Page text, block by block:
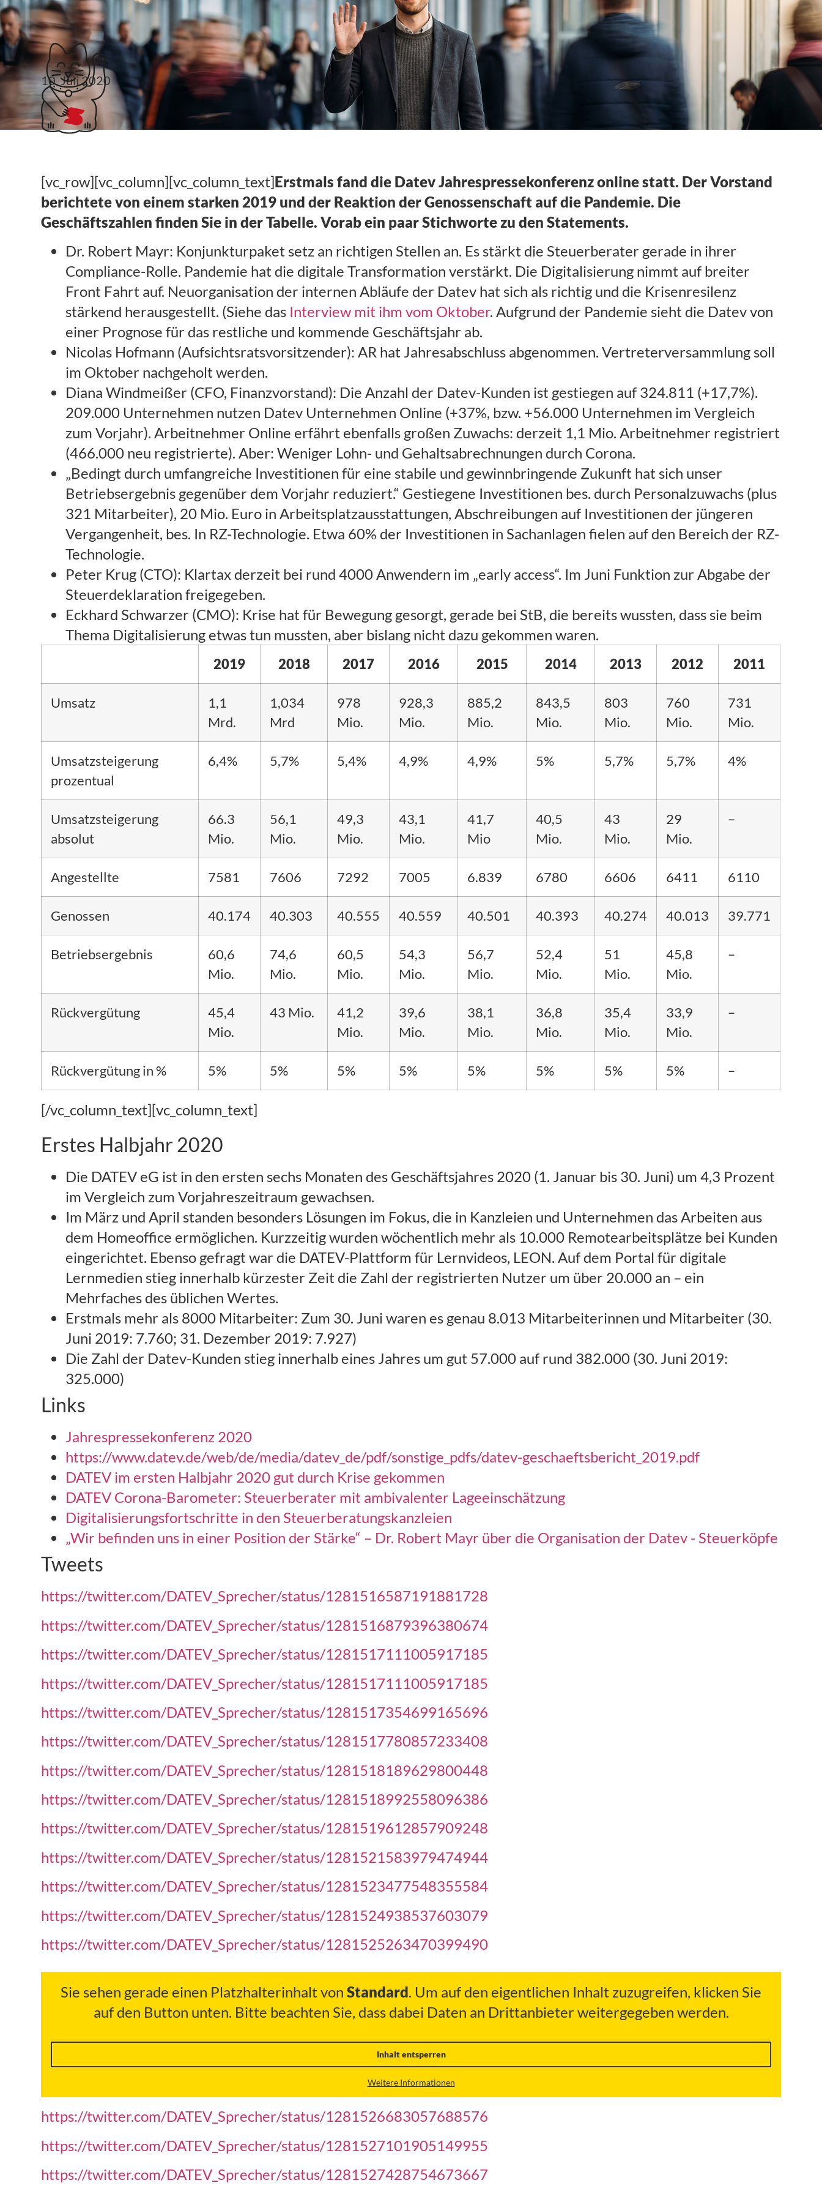
Datev Geschäftszahlen 2019
10. Juli 2020
[vc_row][vc_column][vc_column_text]Erstmals fand die Datev Jahrespressekonferenz online statt. Der Vorstand
berichtete von einem starken 2019 und der Reaktion der Genossenschaft auf die Pandemie. Die
Geschäftszahlen finden Sie in der Tabelle. Vorab ein paar Stichworte zu den Statements.
Dr. Robert Mayr: Konjunkturpaket setz an richtigen Stellen an. Es stärkt die Steuerberater gerade in ihrer
Compliance-Rolle. Pandemie hat die digitale Transformation verstärkt. Die Digitalisierung nimmt auf breiter
Front Fahrt auf. Neuorganisation der internen Abläufe der Datev hat sich als richtig und die Krisenresilenz
stärkend herausgestellt. (Siehe das Interview mit ihm vom Oktober. Aufgrund der Pandemie sieht die Datev von
einer Prognose für das restliche und kommende Geschäftsjahr ab.
Nicolas Hofmann (Aufsichtsratsvorsitzender): AR hat Jahresabschluss abgenommen. Vertreterversammlung soll
im Oktober nachgeholt werden.
Diana Windmeißer (CFO, Finanzvorstand): Die Anzahl der Datev-Kunden ist gestiegen auf 324.811 (+17,7%).
209.000 Unternehmen nutzen Datev Unternehmen Online (+37%, bzw. +56.000 Unternehmen im Vergleich
zum Vorjahr). Arbeitnehmer Online erfährt ebenfalls großen Zuwachs: derzeit 1,1 Mio. Arbeitnehmer registriert
(466.000 neu registrierte). Aber: Weniger Lohn- und Gehaltsabrechnungen durch Corona.
„Bedingt durch umfangreiche Investitionen für eine stabile und gewinnbringende Zukunft hat sich unser
Betriebsergebnis gegenüber dem Vorjahr reduziert.“ Gestiegene Investitionen bes. durch Personalzuwachs (plus
321 Mitarbeiter), 20 Mio. Euro in Arbeitsplatzausstattungen, Abschreibungen auf Investitionen der jüngeren
Vergangenheit, bes. In RZ-Technologie. Etwa 60% der Investitionen in Sachanlagen fielen auf den Bereich der RZ-
Technologie.
Peter Krug (CTO): Klartax derzeit bei rund 4000 Anwendern im „early access“. Im Juni Funktion zur Abgabe der
Steuerdeklaration freigegeben.
Eckhard Schwarzer (CMO): Krise hat für Bewegung gesorgt, gerade bei StB, die bereits wussten, dass sie beim
Thema Digitalisierung etwas tun mussten, aber bislang nicht dazu gekommen waren.
2019 2018 2017 2016 2015 2014 2013 2012 2011
Umsatz
1,1
Mrd.
1,034
Mrd
978
Mio.
928,3
Mio.
885,2
Mio.
843,5
Mio.
803
Mio.
760
Mio.
731
Mio.
Umsatzsteigerung
prozentual
6,4% 5,7% 5,4% 4,9% 4,9% 5% 5,7% 5,7% 4%
Umsatzsteigerung
absolut
66.3
Mio.
56,1
Mio.
49,3
Mio.
43,1
Mio.
41,7
Mio
40,5
Mio.
43
Mio.
29
Mio.
–
Angestellte 7581 7606 7292 7005 6.839 6780 6606 6411 6110
Genossen 40.174 40.303 40.555 40.559 40.501 40.393 40.274 40.013 39.771
Betriebsergebnis
60,6
Mio.
74,6
Mio.
60,5
Mio.
54,3
Mio.
56,7
Mio.
52,4
Mio.
51
Mio.
45,8
Mio.
–
Rückvergütung
45,4
Mio.
43 Mio.
41,2
Mio.
39,6
Mio.
38,1
Mio.
36,8
Mio.
35,4
Mio.
33,9
Mio.
–
Rückvergütung in % 5% 5% 5% 5% 5% 5% 5% 5% –
[/vc_column_text][vc_column_text]
Erstes Halbjahr 2020
Die DATEV eG ist in den ersten sechs Monaten des Geschäftsjahres 2020 (1. Januar bis 30. Juni) um 4,3 Prozent
im Vergleich zum Vorjahreszeitraum gewachsen.
Im März und April standen besonders Lösungen im Fokus, die in Kanzleien und Unternehmen das Arbeiten aus
dem Homeoffice ermöglichen. Kurzzeitig wurden wöchentlich mehr als 10.000 Remotearbeitsplätze bei Kunden
eingerichtet. Ebenso gefragt war die DATEV-Plattform für Lernvideos, LEON. Auf dem Portal für digitale
Lernmedien stieg innerhalb kürzester Zeit die Zahl der registrierten Nutzer um über 20.000 an – ein
Mehrfaches des üblichen Wertes.
Erstmals mehr als 8000 Mitarbeiter: Zum 30. Juni waren es genau 8.013 Mitarbeiterinnen und Mitarbeiter (30.
Juni 2019: 7.760; 31. Dezember 2019: 7.927)
Die Zahl der Datev-Kunden stieg innerhalb eines Jahres um gut 57.000 auf rund 382.000 (30. Juni 2019:
325.000)
Links
Jahrespressekonferenz 2020
https://www.datev.de/web/de/media/datev_de/pdf/sonstige_pdfs/datev-geschaeftsbericht_2019.pdf
DATEV im ersten Halbjahr 2020 gut durch Krise gekommen
DATEV Corona-Barometer: Steuerberater mit ambivalenter Lageeinschätzung
Digitalisierungsfortschritte in den Steuerberatungskanzleien
„Wir befinden uns in einer Position der Stärke“ – Dr. Robert Mayr über die Organisation der Datev - Steuerköpfe
Tweets
https://twitter.com/DATEV_Sprecher/status/1281516587191881728
https://twitter.com/DATEV_Sprecher/status/1281516879396380674
https://twitter.com/DATEV_Sprecher/status/1281517111005917185
https://twitter.com/DATEV_Sprecher/status/1281517111005917185
https://twitter.com/DATEV_Sprecher/status/1281517354699165696
https://twitter.com/DATEV_Sprecher/status/1281517780857233408
https://twitter.com/DATEV_Sprecher/status/1281518189629800448
https://twitter.com/DATEV_Sprecher/status/1281518992558096386
https://twitter.com/DATEV_Sprecher/status/1281519612857909248
https://twitter.com/DATEV_Sprecher/status/1281521583979474944
https://twitter.com/DATEV_Sprecher/status/1281523477548355584
https://twitter.com/DATEV_Sprecher/status/1281524938537603079
https://twitter.com/DATEV_Sprecher/status/1281525263470399490
Sie sehen gerade einen Platzhalterinhalt von Standard. Um auf den eigentlichen Inhalt zuzugreifen, klicken Sie
auf den Button unten. Bitte beachten Sie, dass dabei Daten an Drittanbieter weitergegeben werden.
Inhalt entsperren
Weitere Informationen
https://twitter.com/DATEV_Sprecher/status/1281526683057688576
https://twitter.com/DATEV_Sprecher/status/1281527101905149955
https://twitter.com/DATEV_Sprecher/status/1281527428754673667